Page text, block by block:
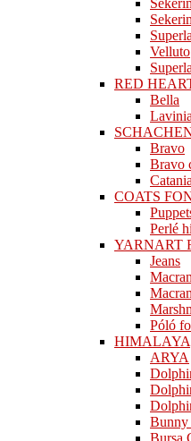
Velluto
RED
Bella
Lavinia
Bravo
Bravo
Catania
COATS
Perlé
YARNART
Jeans
Póló
ARYA
Bunny
Bursa